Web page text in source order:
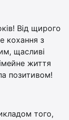
Від щирого
кохання з
щасливі
життя
позитивом!
того,